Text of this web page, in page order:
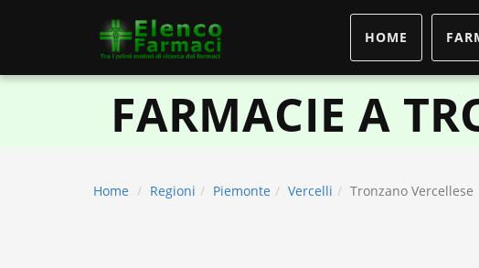
HOME
FARMACIE A
Home Regioni Piemonte Vercelli Tronzano Vercellese